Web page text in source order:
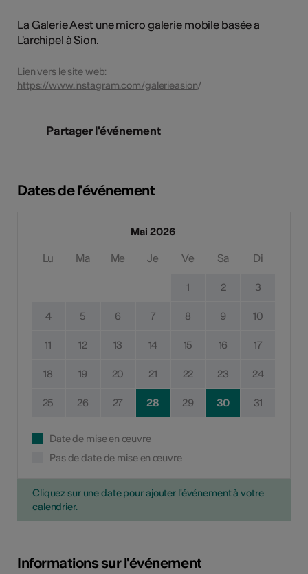
La Galerie A est une micro galerie mobile basée a
L'archipel à Sion.
Lien vers le site web:
https://www.instagram.com/galerieasion/
Partager l'événement
Dates de l'événement
Mai 2026
Lu Ma Me Je Ve Sa Di
1 2 3
4 5 6 7 8 9 10
11 12 13 14 15 16 17
18 19 20 21 22 23 24
25 26 27 28 29 30 31
Date de mise en œuvre
Pas de date de mise en œuvre
Cliquez sur une date pour ajouter l'événement à votre
calendrier.
Informations sur l'événement